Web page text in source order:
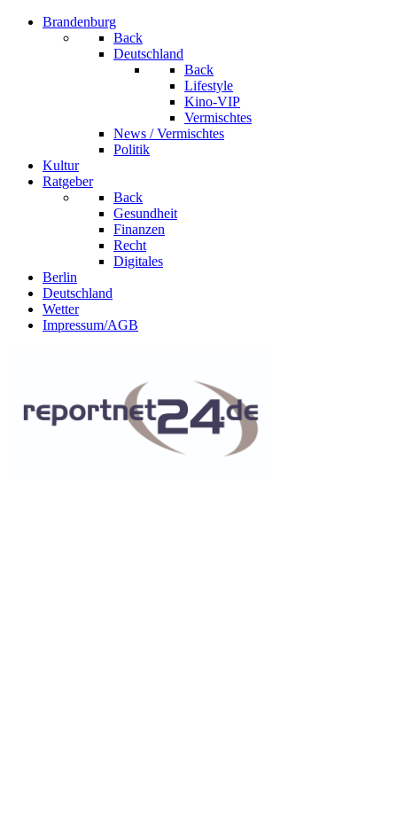
Brandenburg
Back
Deutschland
Back
Lifestyle
Kino-VIP
Vermischtes
News / Vermischtes
Politik
Kultur
Ratgeber
Back
Gesundheit
Finanzen
Recht
Digitales
Berlin
Deutschland
Wetter
Impressum/AGB